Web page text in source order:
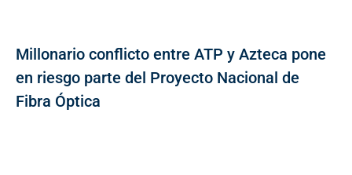
Millonario conflicto entre ATP y Azteca pone
en riesgo parte del Proyecto Nacional de
Fibra Óptica